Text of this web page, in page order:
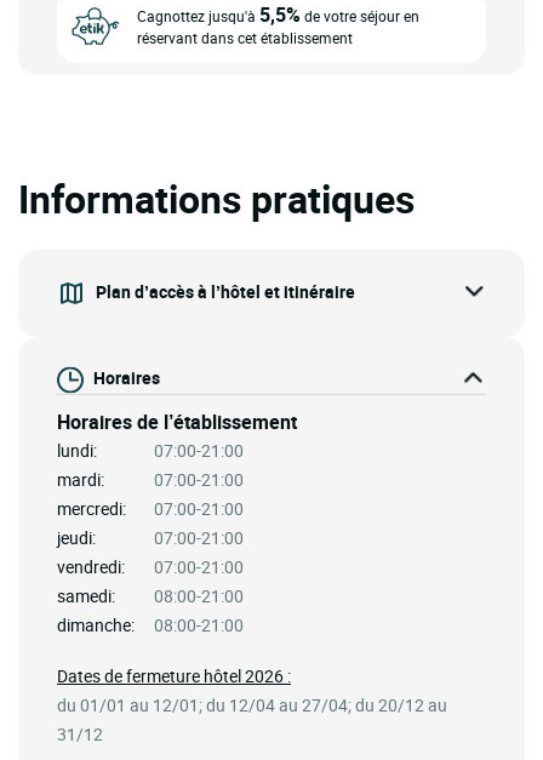
Cagnottez jusqu'à 5,5%de votre séjour en
réservant dans cet établissement
Informations pratiques
Plan d’accès à l’hôtel et itinéraire
Horaires
Horaires de l’établissement
lundi:
07:00-21:00
mardi:
07:00-21:00
mercredi:
07:00-21:00
jeudi:
07:00-21:00
vendredi:
07:00-21:00
samedi:
08:00-21:00
dimanche:
08:00-21:00
Dates de fermeture hôtel 2026 :
du 01/01 au 12/01; du 12/04 au 27/04; du 20/12 au
31/12